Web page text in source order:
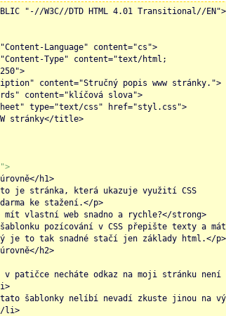
"-//W3C//DTD HTML 4.01 Transitional//EN">
Language" content="cs">
Type" content="text/html;
content="Stručný popis www stránky.">
content="klíčová slova">
type="text/css" href="styl.css">
stránky</title>
h1>
je stránka, která ukazuje využití CSS
ke stažení.</p>
mít vlastní web snadno a rychle?</strong>
pozícování v CSS přepište texty a
je to tak snadné stačí jen základy html.</p>
h2>
v patičce necháte odkaz na moji stránku není
tato šablonky nelíbí nevadí zkuste jinou na
li>